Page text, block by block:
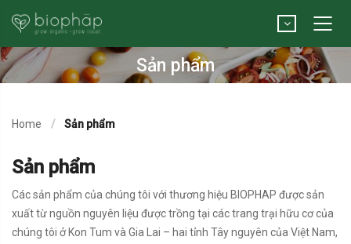
Sản phẩm
Home Sản phẩm
Sản phẩm
Các sản phẩm của chúng tôi với thương hiệu BIOPHAP được sản
xuất từ nguồn nguyên liệu được trồng tại các trang trại hữu cơ của
chúng tôi ở Kon Tum và Gia Lai – hai tỉnh Tây nguyên của Việt Nam,